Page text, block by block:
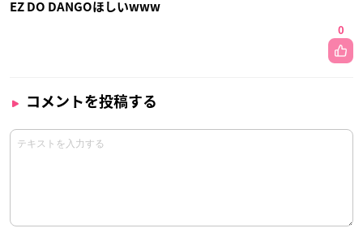
EZ DO DANGOほしいwww
0
コメントを投稿する